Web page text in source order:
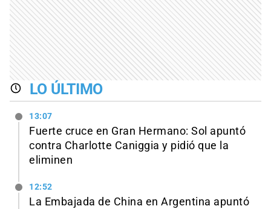
LO ÚLTIMO
13:07
Fuerte cruce en Gran Hermano: Sol apuntó
contra Charlotte Caniggia y pidió que la
eliminen
12:52
La Embajada de China en Argentina apuntó